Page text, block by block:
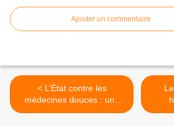
Ajouter un commentaire
< L’État contre les
médecines douces : une
perte de chance pour les